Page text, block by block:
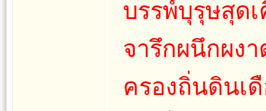
บรรพ์บุรุษสุด
จารึกผนึกผง
ครองถิ่นดินเ